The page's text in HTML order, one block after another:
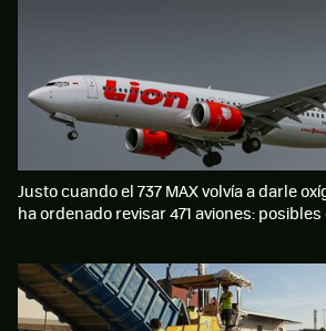
Justo cuando el 737 MAX volvía a darle
ha ordenado revisar 471 aviones: